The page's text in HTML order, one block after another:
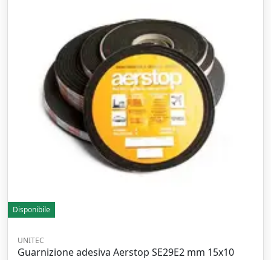
Disponibile
UNITEC
Guarnizione adesiva Aerstop SE29E2 mm 15x10